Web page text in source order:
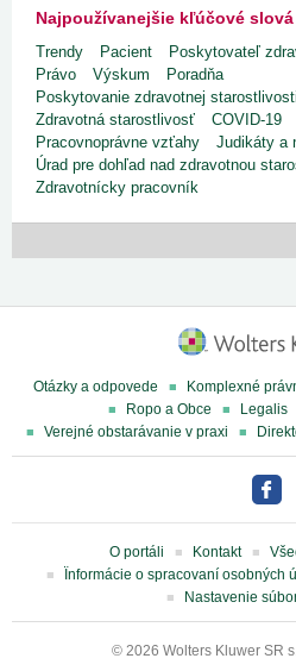
Najpoužívanejšie kľúčové slová
Trendy Pacient
Poskytovateľ
Právo
Výskum
Poradňa
Poskytovanie zdravotnej starostlivosti
Zdravotná starostlivosť
COVID-19
Pracovnoprávne vzťahy
Judikáty a
Úrad pre dohľad nad zdravotnou
Zdravotnícky pracovník
Otázky a odpovede Komplexné
Ropo a Obce
Legalis
Verejné obstarávanie v praxi
O portáli Kontakt
Ïnformácie o spracovaní osobných
Nastavenie
© 2026 Wolters Kluwer SR